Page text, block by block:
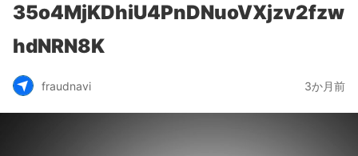
35o4MjKDhiU4PnDNuoVXjzv2fzw
hdNRN8K
fraudnavi 3か月前